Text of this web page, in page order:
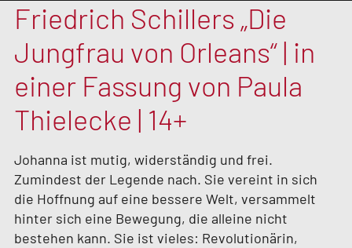
Friedrich Schillers „Die
Jungfrau von Orleans“ | in
einer Fassung von Paula
Thielecke | 14+
Johanna ist mutig, widerständig und frei.
Zumindest der Legende nach. Sie vereint in sich
die Hoffnung auf eine bessere Welt, versammelt
hinter sich eine Bewegung, die alleine nicht
bestehen kann. Sie ist vieles: Revolutionärin,